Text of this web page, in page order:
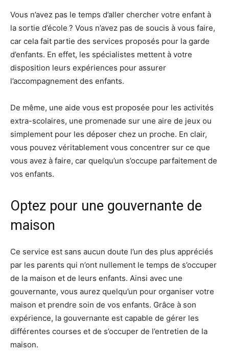
Vous n’avez pas le temps d’aller chercher votre enfant à
la sortie d’école ? Vous n’avez pas de soucis à vous faire,
car cela fait partie des services proposés pour la garde
d’enfants. En effet, les spécialistes mettent à votre
disposition leurs expériences pour assurer
l’accompagnement des enfants.
De même, une aide vous est proposée pour les activités
extra-scolaires, une promenade sur une aire de jeux ou
simplement pour les déposer chez un proche. En clair,
vous pouvez véritablement vous concentrer sur ce que
vous avez à faire, car quelqu’un s’occupe parfaitement de
vos enfants.
Optez pour une gouvernante de
maison
Ce service est sans aucun doute l’un des plus appréciés
par les parents qui n’ont nullement le temps de s’occuper
de la maison et de leurs enfants. Ainsi avec une
gouvernante, vous aurez quelqu’un pour organiser votre
maison et prendre soin de vos enfants. Grâce à son
expérience, la gouvernante est capable de gérer les
différentes courses et de s’occuper de l’entretien de la
maison.